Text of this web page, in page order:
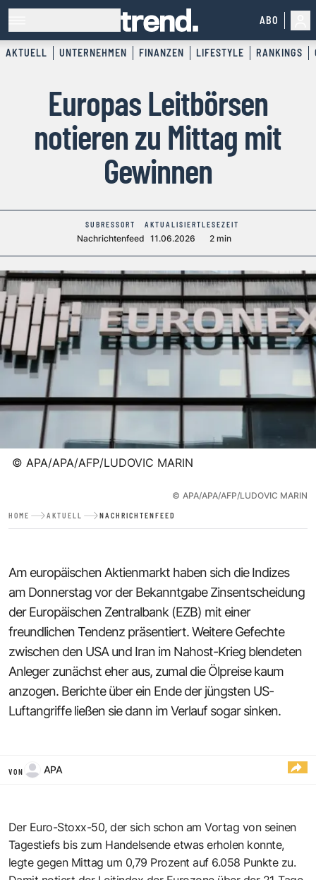
ABO
AKTUELL UNTERNEHMEN FINANZEN LIFESTYLE RANKINGS
Europas Leitbörsen
notieren zu Mittag mit
Gewinnen
SUBRESSORT
Nachrichtenfeed
AKTUALISIERT
11.06.2026
LESEZEIT
2 min
© APA/APA/AFP/LUDOVIC MARIN
© APA/APA/AFP/LUDOVIC MARIN
HOME AKTUELL NACHRICHTENFEED
Am europäischen Aktienmarkt haben sich die Indizes
am Donnerstag vor der Bekanntgabe Zinsentscheidung
der Europäischen Zentralbank (EZB) mit einer
freundlichen Tendenz präsentiert. Weitere Gefechte
zwischen den USA und Iran im Nahost-Krieg blendeten
Anleger zunächst eher aus, zumal die Ölpreise kaum
anzogen. Berichte über ein Ende der jüngsten US-
Luftangriffe ließen sie dann im Verlauf sogar sinken.
VON APA
Der Euro-Stoxx-50, der sich schon am Vortag von seinen
Tagestiefs bis zum Handelsende etwas erholen konnte,
legte gegen Mittag um 0,79 Prozent auf 6.058 Punkte zu.